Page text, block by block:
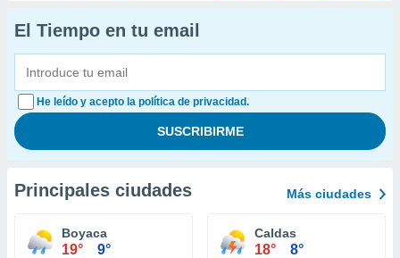
El Tiempo en tu email
He leído y acepto la política de privacidad.
Principales ciudades Más ciudades
Boyaca
19° 9°
Caldas
18° 8°